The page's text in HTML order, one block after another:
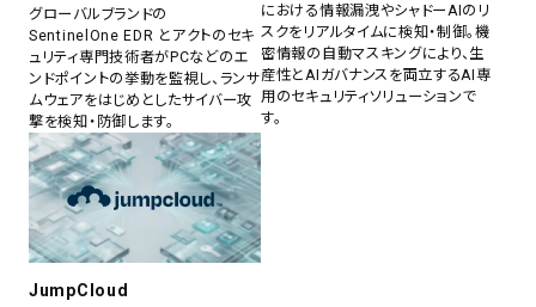
グローバルブランドの
SentinelOne EDR とアクトのセキ
ュリティ専門技術者がPCなどのエ
ンドポイントの挙動を監視し、ランサ
ムウェアをはじめとしたサイバー攻
撃を検知・防御します。
における情報漏洩やシャドーAIのリ
スクをリアルタイムに検知・制御。機
密情報の自動マスキングにより、生
産性とAIガバナンスを両立するAI専
用のセキュリティソリューションで
す。
JumpCloud